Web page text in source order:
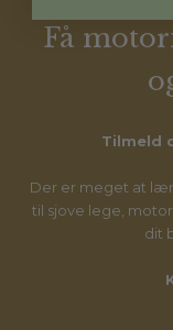
Få
Tilmeld
Der er meget at
til sjove lege,
dit